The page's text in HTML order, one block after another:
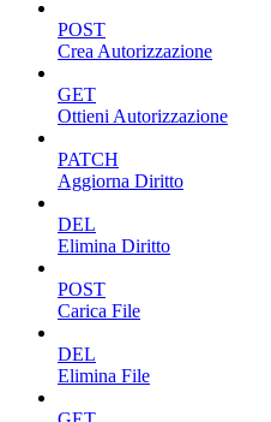
POST
Crea Autorizzazione
GET
Ottieni Autorizzazione
PATCH
Aggiorna Diritto
DEL
Elimina Diritto
POST
Carica File
DEL
Elimina File